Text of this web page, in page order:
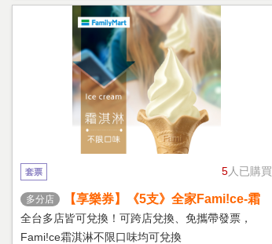
5人已購買
套票
多分店
【享樂券】《5支》全家Fami!ce-霜
淇淋(口味不限)
全台多店皆可兌換！可跨店兌換、免攜帶發票，
Fami!ce霜淇淋不限口味均可兌換